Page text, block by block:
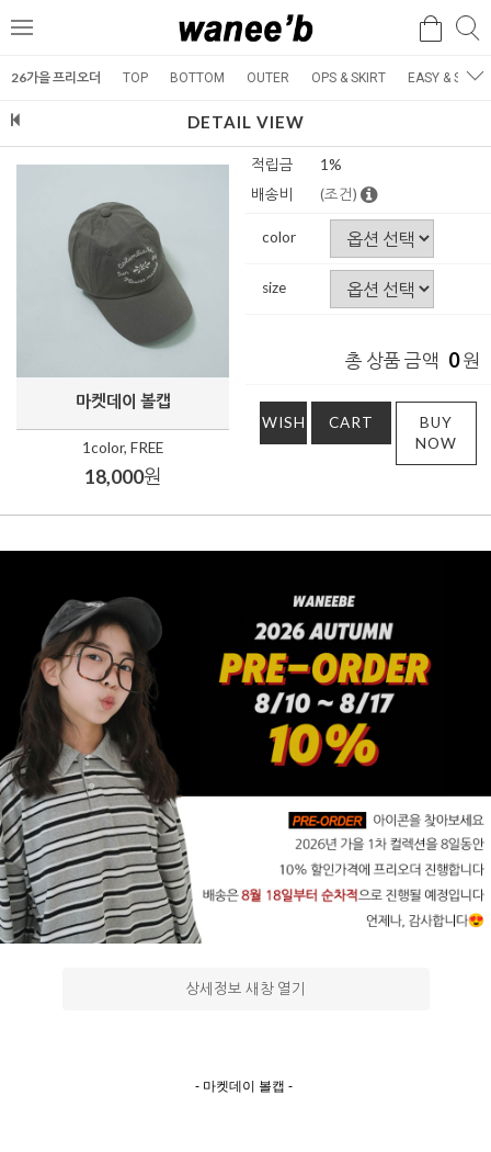
메
검
26가을 프리오더 TOP BOTTOM OUTER OPS & SKIRT EASY & SET
DETAIL VIEW
마켓데이 볼캡
1color, FREE
18,000원
적립금
1%
배송비
(조건)
color
size
총 상품 금액 0원
WISH CART
BUY
NOW
상세정보 새창 열기
- 마켓데이 볼캡 -